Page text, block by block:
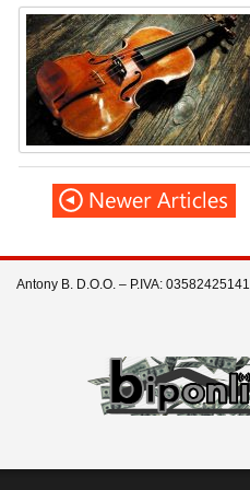
Antony B. D.O.O. – P.IVA: 03582425141